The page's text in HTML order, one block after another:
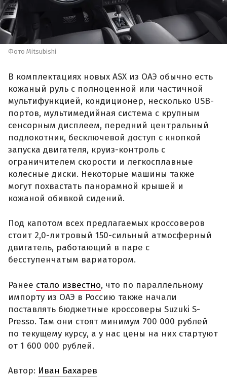
Фото Mitsubishi
В комплектациях новых ASX из ОАЭ обычно есть
кожаный руль с полноценной или частичной
мультифункцией, кондиционер, несколько USB-
портов, мультимедийная система с крупным
сенсорным дисплеем, передний центральный
подлокотник, бесключевой доступ с кнопкой
запуска двигателя, круиз-контроль с
ограничителем скорости и легкосплавные
колесные диски. Некоторые машины также
могут похвастать панорамной крышей и
кожаной обивкой сидений.
Под капотом всех предлагаемых кроссоверов
стоит 2,0-литровый 150-сильный атмосферный
двигатель, работающий в паре с
бесступенчатым вариатором.
Ранее стало известно, что по параллельному
импорту из ОАЭ в Россию также начали
поставлять бюджетные кроссоверы Suzuki S-
Presso. Там они стоят минимум 700 000 рублей
по текущему курсу, а у нас цены на них стартуют
от 1 600 000 рублей.
Автор: Иван Бахарев